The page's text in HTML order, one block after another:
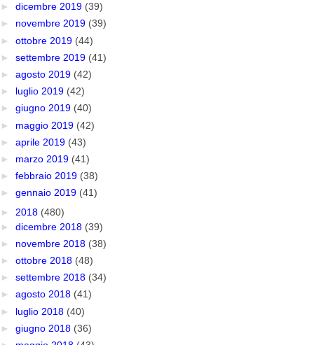
► dicembre 2019 (39)
► novembre 2019 (39)
► ottobre 2019 (44)
► settembre 2019 (41)
► agosto 2019 (42)
► luglio 2019 (42)
► giugno 2019 (40)
► maggio 2019 (42)
► aprile 2019 (43)
► marzo 2019 (41)
► febbraio 2019 (38)
► gennaio 2019 (41)
► 2018 (480)
► dicembre 2018 (39)
► novembre 2018 (38)
► ottobre 2018 (48)
► settembre 2018 (34)
► agosto 2018 (41)
► luglio 2018 (40)
► giugno 2018 (36)